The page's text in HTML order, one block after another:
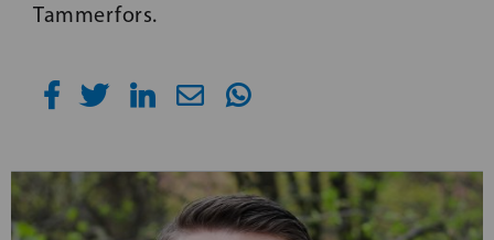
Tammerfors.